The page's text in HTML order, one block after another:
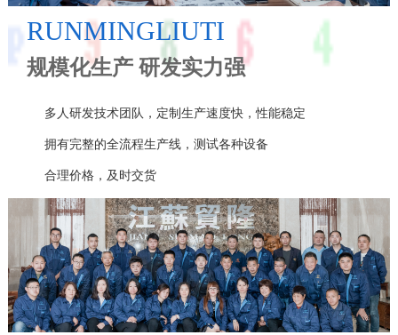
RUNMINGLIUTI
规模化生产 研发实力强
多人研发技术团队，定制生产速度快，性能稳定
拥有完整的全流程生产线，测试各种设备
合理价格，及时交货